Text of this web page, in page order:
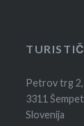
Petrov trg 2,
3311
Slovenija